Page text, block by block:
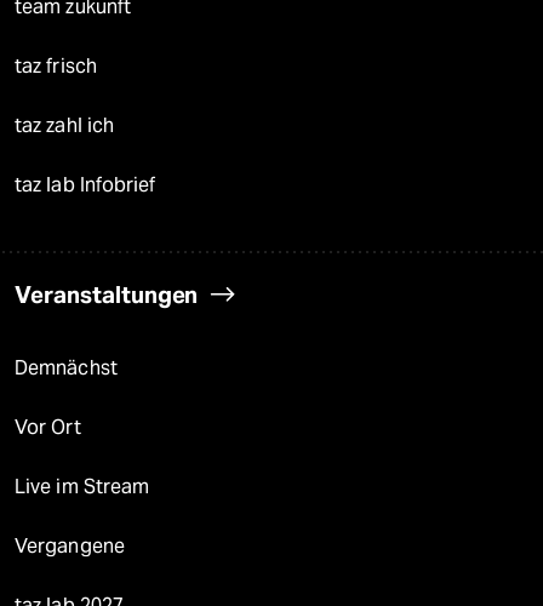
team zukunft
taz frisch
taz zahl ich
taz lab Infobrief
Veranstaltungen
Demnächst
Vor Ort
Live im Stream
Vergangene